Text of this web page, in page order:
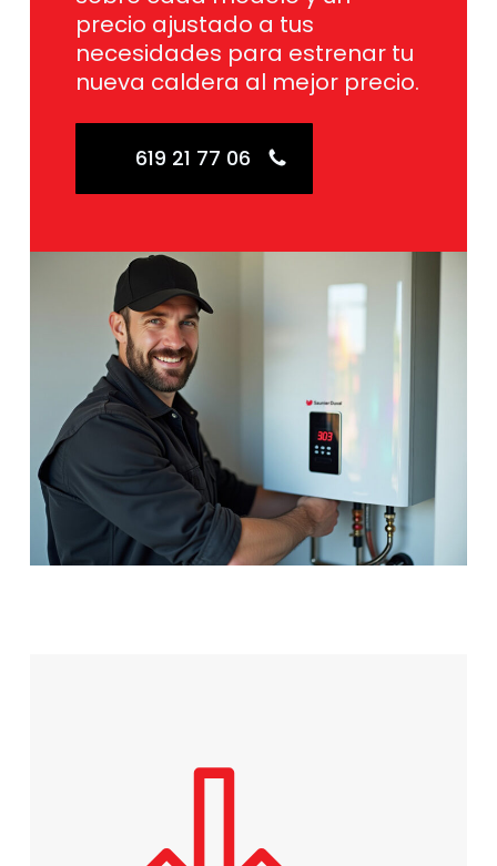
precio ajustado a tus
necesidades para estrenar tu
nueva caldera al mejor precio.
619 21 77 06